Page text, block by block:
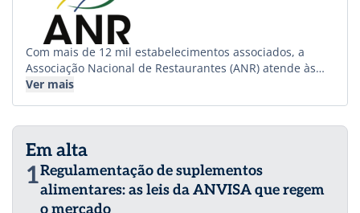
Com mais de 12 mil estabelecimentos associados, a
Associação Nacional de Restaurantes (ANR) atende às
demandas de empresários e gestores do
sentido, tem como foco desenvolver ações e conteúdos
técnicos, visando ao crescimento de todos os tipos e
portes de negócios que abrangem a diversidade da
alimentação fora do lar. Vale destacar a atuação
Ver mais
Em alta
1Regulamentação de suplementos
alimentares: as leis da ANVISA que regem
o mercado